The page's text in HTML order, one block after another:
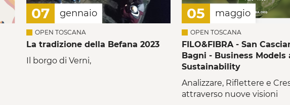
07 gennaio
OPEN TOSCANA
La tradizione della Befana 2023
Il borgo di Verni,
05 maggio
OPEN TOSCANA
FILO&FIBRA - San
Bagni - Business Models
Sustainability
Analizzare, Riflettere e
attraverso nuove visioni